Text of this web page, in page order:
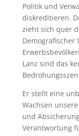
Politik und
diskreditieren.
zieht sich quer
Demografischer
Lanz sind das
Er stellt eine
Wachsen
und
Verantwortung